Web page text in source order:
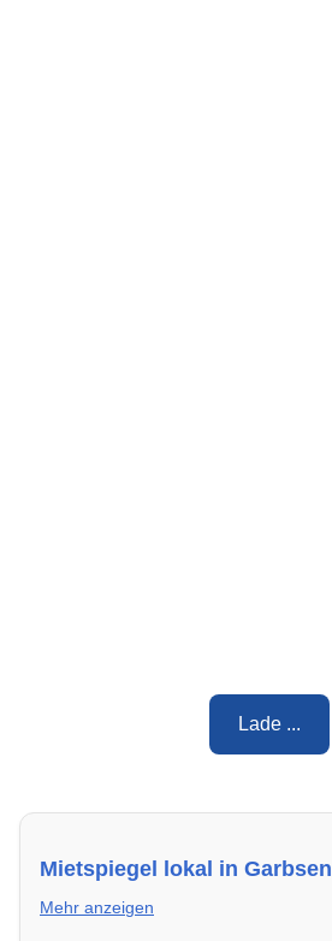
Lade ...
Mietspiegel lokal in Garbsen
Mehr anzeigen